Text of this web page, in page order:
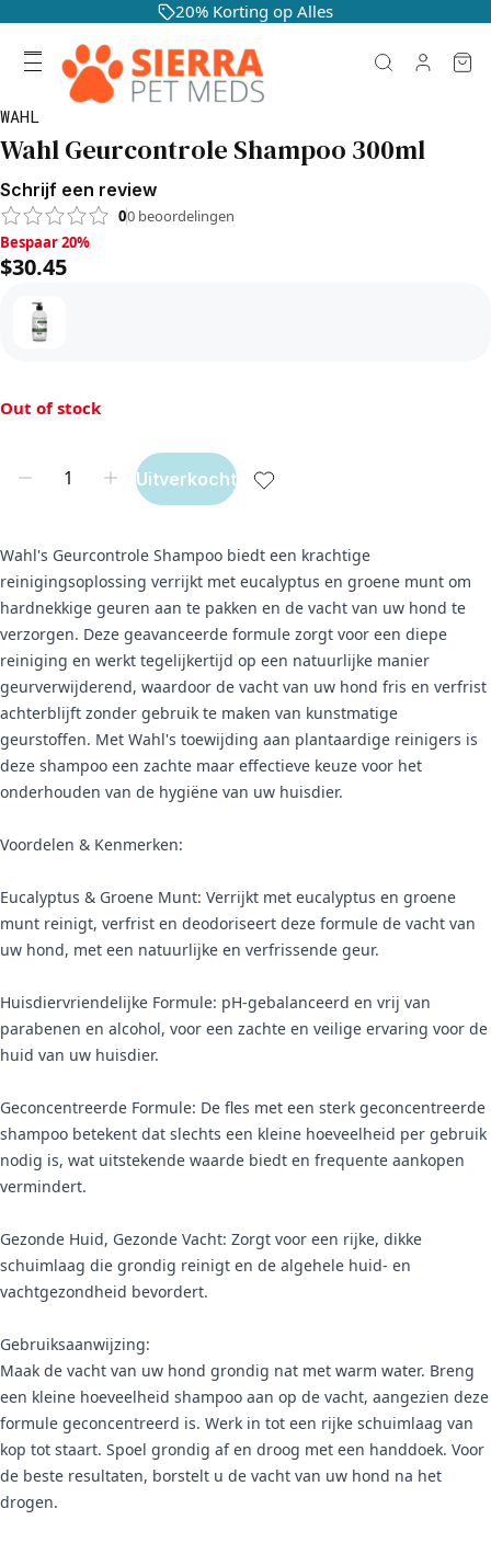
20% Korting op Alles
WAHL
Wahl Geurcontrole Shampoo 300ml
Schrijf een review
00 beoordelingen
Bespaar 20%, $30.45
Bespaar 20%
$30.45
Out of stock
Uitverkocht
Wahl's Geurcontrole Shampoo biedt een krachtige
reinigingsoplossing verrijkt met eucalyptus en groene munt om
hardnekkige geuren aan te pakken en de vacht van uw hond te
verzorgen. Deze geavanceerde formule zorgt voor een diepe
reiniging en werkt tegelijkertijd op een natuurlijke manier
geurverwijderend, waardoor de vacht van uw hond fris en verfrist
achterblijft zonder gebruik te maken van kunstmatige
geurstoffen. Met Wahl's toewijding aan plantaardige reinigers is
deze shampoo een zachte maar effectieve keuze voor het
onderhouden van de hygiëne van uw huisdier.
Voordelen & Kenmerken:
Eucalyptus & Groene Munt: Verrijkt met eucalyptus en groene
munt reinigt, verfrist en deodoriseert deze formule de vacht van
uw hond, met een natuurlijke en verfrissende geur.
Huisdiervriendelijke Formule: pH-gebalanceerd en vrij van
parabenen en alcohol, voor een zachte en veilige ervaring voor de
huid van uw huisdier.
Geconcentreerde Formule: De fles met een sterk geconcentreerde
shampoo betekent dat slechts een kleine hoeveelheid per gebruik
nodig is, wat uitstekende waarde biedt en frequente aankopen
vermindert.
Gezonde Huid, Gezonde Vacht: Zorgt voor een rijke, dikke
schuimlaag die grondig reinigt en de algehele huid- en
vachtgezondheid bevordert.
Gebruiksaanwijzing:
Maak de vacht van uw hond grondig nat met warm water. Breng
een kleine hoeveelheid shampoo aan op de vacht, aangezien deze
formule geconcentreerd is. Werk in tot een rijke schuimlaag van
kop tot staart. Spoel grondig af en droog met een handdoek. Voor
de beste resultaten, borstelt u de vacht van uw hond na het
drogen.